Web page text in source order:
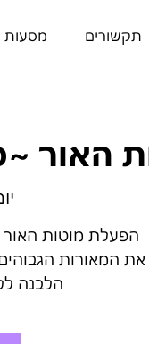
תקשורים מסעות
האור
הפעלת מוטות האור
את המאורות
הלבנה